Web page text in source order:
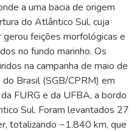
a uma bacia de origem
do Atlântico Sul, cuja
feições morfológicas e
no fundo marinho. Os
na campanha de maio de
Brasil (SGB/CPRM) em
FURG e da UFBA, a bordo
Sul. Foram levantados 27
totalizando ~1.840 km, que